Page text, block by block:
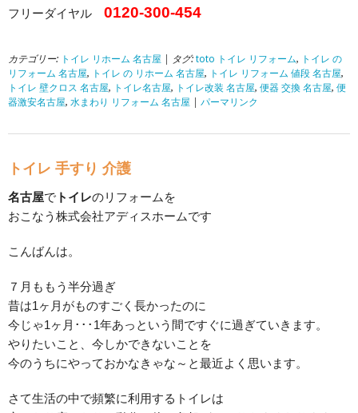
フリーダイヤル 0120-300-454
カテゴリー: トイレ リホーム 名古屋 | タグ: toto トイレ リフォーム, トイレ の
リフォーム 名古屋, トイレ の リホーム 名古屋, トイレ リフォーム 値段 名古屋,
トイレ 壁クロス 名古屋, トイレ名古屋, トイレ改装 名古屋, 便器 交換 名古屋, 便
器激安名古屋, 水まわり リフォーム 名古屋 パーマリンク
トイレ 手すり 介護
名古屋で トイレのリフォームを
おこなう株式会社アディスホームです
こんばんは。
７月ももう半分過ぎ
昔は1ヶ月がものすごく長かったのに
今じゃ1ヶ月･･･1年あっという間ですぐに過ぎていきます。
やりたいこと、今しかできないことを
今のうちにやっておかなきゃな～と最近よく思います。
さて生活の中で頻繁に利用するトイレは